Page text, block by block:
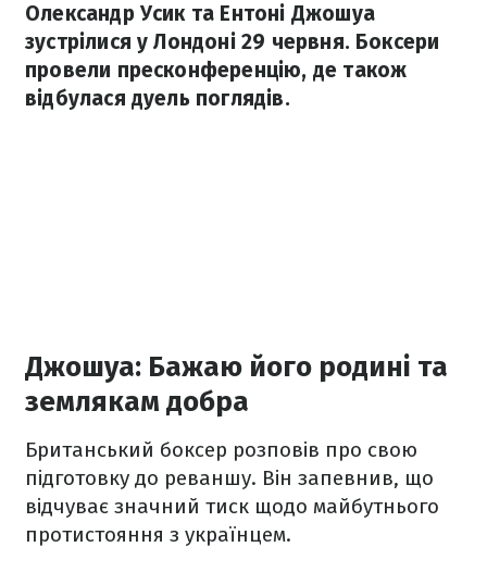
Олександр Усик та Ентоні Джошуа
зустрілися у Лондоні 29 червня. Боксери
провели пресконференцію, де також
відбулася дуель поглядів.
Джошуа: Бажаю його родині та
землякам добра
Британський боксер розповів про свою
підготовку до реваншу. Він запевнив, що
відчуває значний тиск щодо майбутнього
протистояння з українцем.